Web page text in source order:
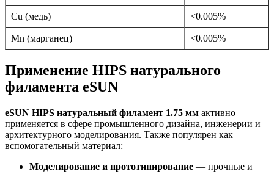
Cu (медь) <0.005%
Mn (марганец) <0.005%
Применение HIPS натурального
филамента eSUN
eSUN HIPS натуральный филамент 1.75 мм активно
применяется в сфере промышленного дизайна, инженерии и
архитектурного моделирования. Также популярен как
вспомогательный материал:
Моделирование и прототипирование — прочные и